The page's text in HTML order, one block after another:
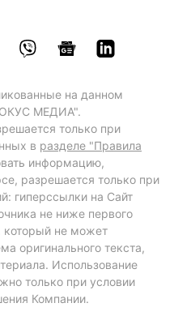
на данном
МЕДИА".
только при
в разделе "Правила
информацию,
разрешается только при
гиперссылки на Сайт
не ниже первого
который не может
оригинального текста,
Использование
только при условии
Компании.